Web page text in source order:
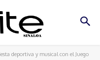
deportiva y musical con el Juego